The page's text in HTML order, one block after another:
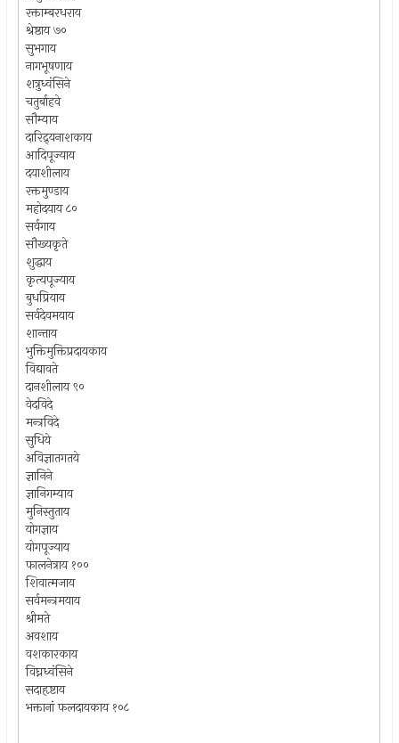
रक्ताम्बरधराय
श्रेष्ठाय ७०
सुभगाय
नागभूषणाय
शत्रुध्वंसिने
चतुर्बाहवे
सौम्याय
दारिद्र्यनाशकाय
आदिपूज्याय
दयाशीलाय
रक्तमुण्डाय
महोदयाय ८०
सर्वगाय
सौख्यकृते
शुद्धाय
कृत्यपूज्याय
बुधप्रियाय
सर्वदेवमयाय
शान्ताय
भुक्तिमुक्तिप्रदायकाय
विद्यावते
दानशीलाय ९०
वेदविदे
मन्त्रविदे
सुधिये
अविज्ञातगतये
ज्ञानिने
ज्ञानिगम्याय
मुनिस्तुताय
योगज्ञाय
योगपूज्याय
फालनेत्राय १००
शिवात्मजाय
सर्वमन्त्रमयाय
श्रीमते
अवशाय
वशकारकाय
विघ्नध्वंसिने
सदाहृष्टाय
भक्तानां फलदायकाय १०८